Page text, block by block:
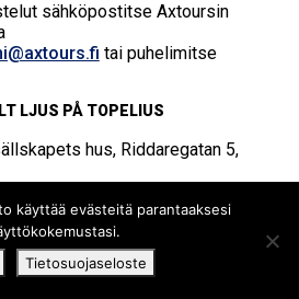
sähköpostitse Axtoursin
tai puhelimitse
LJUS PÅ TO­PE­LI­US
hus, Rid­da­re­ga­tan 5,
200 år sedan Topelius föddes
i Finland (SLS)
under sina populära
våren bjuder SLS in
käyttää evästeitä parantaaksesi
Tietosuojaseloste